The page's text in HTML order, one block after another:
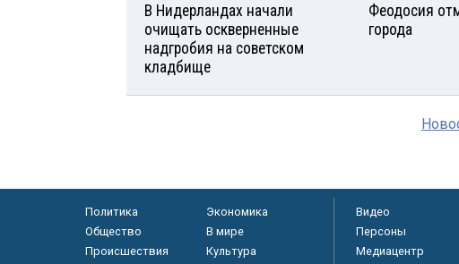
В Нидерландах начали
очищать оскверненные
надгробия на советском
кладбище
Феодосия
города
Политика
Экономика
Общество
В мире
Происшествия
Культура
Видео
Персоны
Медиацентр